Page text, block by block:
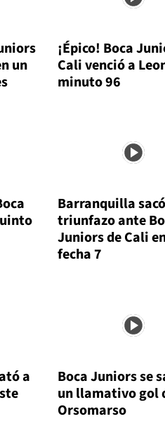
un
¡Épico! Boca
Cali venció a
minuto 96
Barranquilla
triunfazo ante
Juniors de Cali
fecha 7
a
Boca Juniors se
un llamativo gol
Orsomarso